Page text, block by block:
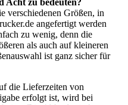
verschiedenen Größen, in
angefertigt werden
zu wenig, denn die
als auch auf kleineren
ist ganz sicher für
die Lieferzeiten von
erfolgt ist, wird bei